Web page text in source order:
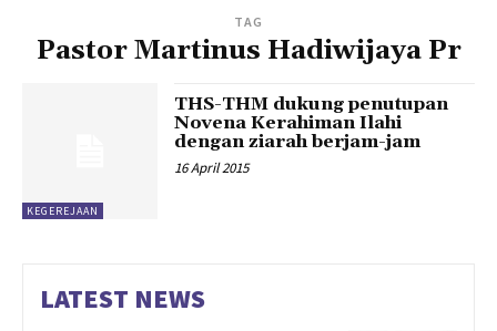
TAG
Pastor Martinus Hadiwijaya Pr
KEGEREJAAN
THS-THM dukung penutupan
Novena Kerahiman Ilahi
dengan ziarah berjam-jam
16 April 2015
LATEST NEWS